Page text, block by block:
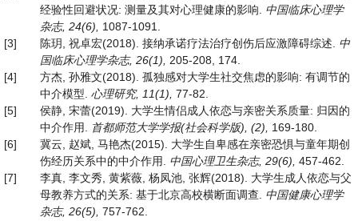
经验性回避状况: 测量及其对心理健康的影响. 中国临床心理学
杂志, 24(6), 1087-1091.
[3]
陈玥, 祝卓宏(2018). 接纳承诺疗法治疗创伤后应激障碍综述. 中
国临床心理学杂志, 26(1),
205-208, 174.
[4]
方杰, 孙雅文(2018). 孤独感对大学生社交焦虑的影响: 有调节的
中介模型. 心理研究, 11(1), 77-82.
[5]
侯静, 宋蕾(2019). 大学生情侣成人依恋与亲密关系质量: 归因的
中介作用.
首都师范大学学报(社会科学版), (2), 169-180.
[6]
冀云, 赵斌, 马艳杰(2015). 大学生自卑感在亲密恐惧与童年期创
伤经历关系中的中介作用. 中国心理卫生杂志, 29(6), 457-462.
[7]
李真, 李文秀, 黄紫薇, 杨凤池, 张辉(2018). 大学生成人依恋与父
母教养方式的关系: 基于北京高校横断面调查. 中国健康心理学
杂志, 26(5), 757-762.